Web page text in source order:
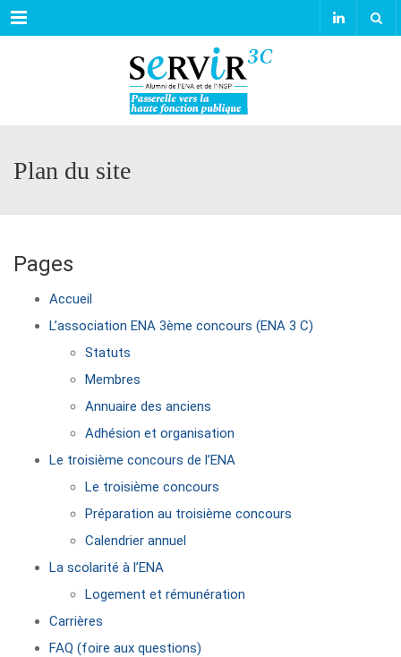
Menu
Plan du site
Pages
Accueil
L’association ENA 3ème concours (ENA 3 C)
Statuts
Membres
Annuaire des anciens
Adhésion et organisation
Le troisième concours de l’ENA
Le troisième concours
Préparation au troisième concours
Calendrier annuel
La scolarité à l’ENA
Logement et rémunération
Carrières
FAQ (foire aux questions)